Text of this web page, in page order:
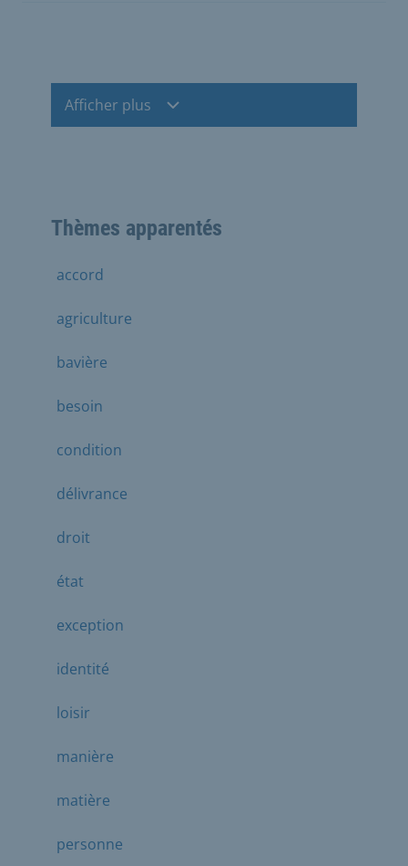
Afficher plus
Thèmes apparentés
accord
agriculture
bavière
besoin
condition
délivrance
droit
état
exception
identité
loisir
manière
matière
personne